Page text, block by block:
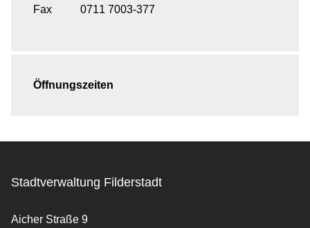
Fax
0711 7003-377
Öffnungszeiten
Stadtverwaltung Filderstadt
Aicher Straße 9